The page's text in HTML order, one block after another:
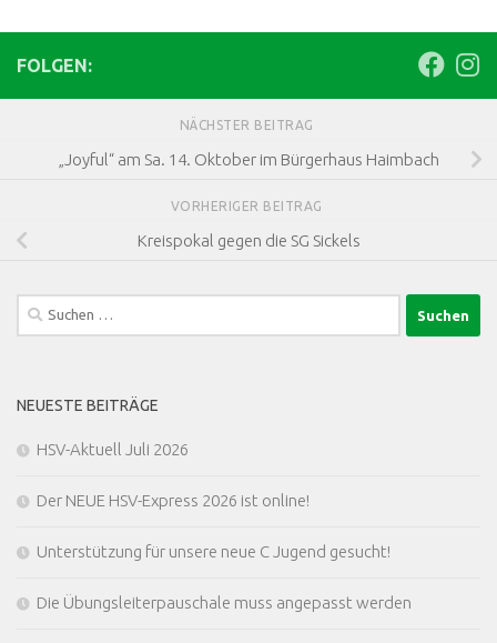
FOLGEN:
NÄCHSTER BEITRAG
„Joyful“ am Sa. 14. Oktober im Bürgerhaus Haimbach
VORHERIGER BEITRAG
Kreispokal gegen die SG Sickels
Suchen
nach:
NEUESTE BEITRÄGE
HSV-Aktuell Juli 2026
Der NEUE HSV-Express 2026 ist online!
Unterstützung für unsere neue C Jugend gesucht!
Die Übungsleiterpauschale muss angepasst werden